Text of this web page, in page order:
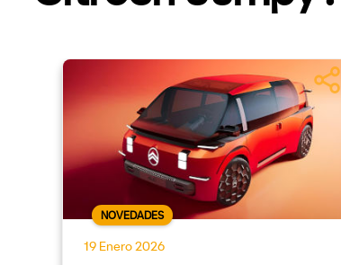
NOVEDADES
19 Enero 2026